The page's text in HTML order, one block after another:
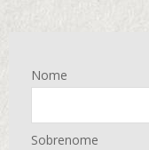
Nome
Sobrenome